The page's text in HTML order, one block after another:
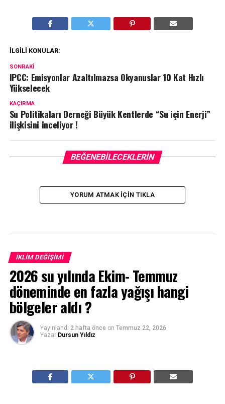
İLGILI KONULAR:
SONRAKI
IPCC: Emisyonlar Azaltılmazsa Okyanuslar 10 Kat Hızlı
Yükselecek
KAÇIRMA
Su Politikaları Derneği Büyük Kentlerde “Su için Enerji”
ilişkisini inceliyor !
BEĞENEBILECEKLERIN
YORUM ATMAK IÇIN TIKLA
İKLIM DEĞIŞIMI
2026 su yılında Ekim- Temmuz
döneminde en fazla yağışı hangi
bölgeler aldı ?
Yayınlandı 2 hafta önce on Temmuz 22, 2026
Yazar Dursun Yıldız